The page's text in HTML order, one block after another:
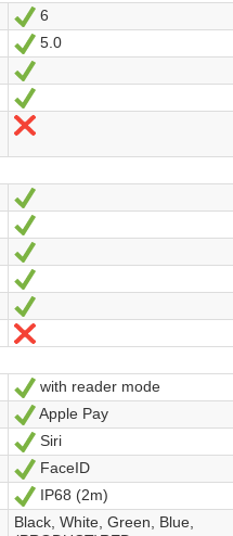
Sí
6
Sí
5.0
Sí
No
Sí
Sí
No
Sí
with reader mode
Sí
Apple Pay
Sí
Siri
Sí
FaceID
Sí
IP68 (2m)
Black, White, Green, Blue,